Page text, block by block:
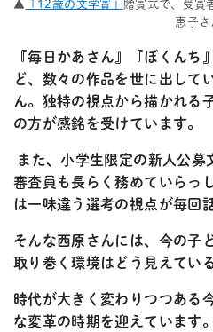
▲ 「12歳の文学賞」 贈賞式で、受賞
恵子さ
『毎日かあさん』『ぼくんち
ど、数々の作品を世に出して
ん。独特の視点から描かれる
の方が感銘を受けています。
また、小学生限定の新人公募
審査員も長らく務めていらっ
は一味違う選考の視点が毎回
そんな西原さんには、今の子
取り巻く環境はどう見えてい
時代が大きく変わりつつある
な変革の時期を迎えています